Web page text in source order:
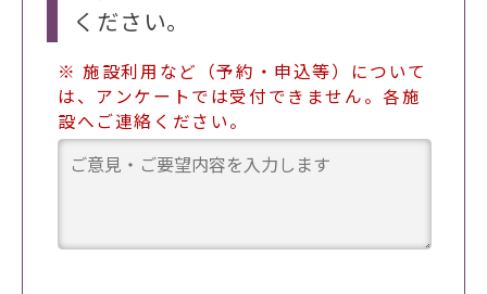
ください。
※ 施設利用など（予約・申込等）について
は、アンケートでは受付できません。各施
設へご連絡ください。